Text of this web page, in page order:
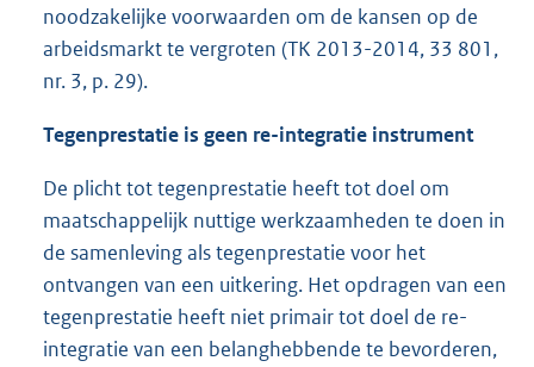
noodzakelijke voorwaarden om de kansen op de
arbeidsmarkt te vergroten (TK 2013-2014, 33 801,
nr. 3, p. 29).
Tegenprestatie is geen re-integratie instrument
De plicht tot tegenprestatie heeft tot doel om
maatschappelijk nuttige werkzaamheden te doen in
de samenleving als tegenprestatie voor het
ontvangen van een uitkering. Het opdragen van een
tegenprestatie heeft niet primair tot doel de re-
integratie van een belanghebbende te bevorderen,